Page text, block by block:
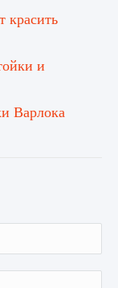
красить
и
Варлока